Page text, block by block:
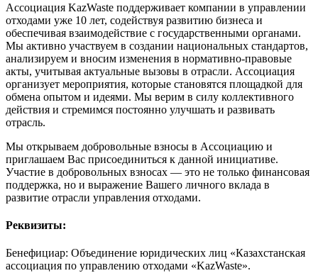
Ассоциация KazWaste поддерживает компании в управлении
отходами уже 10 лет, содействуя развитию бизнеса и
обеспечивая взаимодействие с государственными органами.
Мы активно участвуем в создании национальных стандартов,
анализируем и вносим изменения в нормативно-правовые
акты, учитывая актуальные вызовы в отрасли. Ассоциация
организует мероприятия, которые становятся площадкой для
обмена опытом и идеями. Мы верим в силу коллективного
действия и стремимся постоянно улучшать и развивать
отрасль.
Мы открываем добровольные взносы в Ассоциацию и
приглашаем Вас присоединиться к данной инициативе.
Участие в добровольных взносах — это не только финансовая
поддержка, но и выражение Вашего личного вклада в
развитие отрасли управления отходами.
Реквизиты:
Бенефициар: Объединение юридических лиц «Казахстанская
ассоциация по управлению отходами «KazWaste».